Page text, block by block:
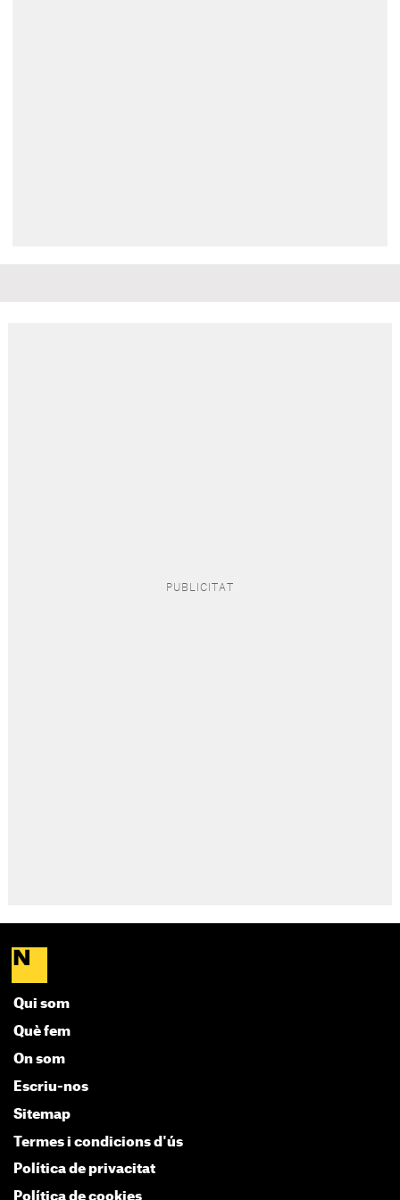
Qui som
Què fem
On som
Escriu-nos
Sitemap
Termes i condicions d'ús
Política de privacitat
Política de cookies